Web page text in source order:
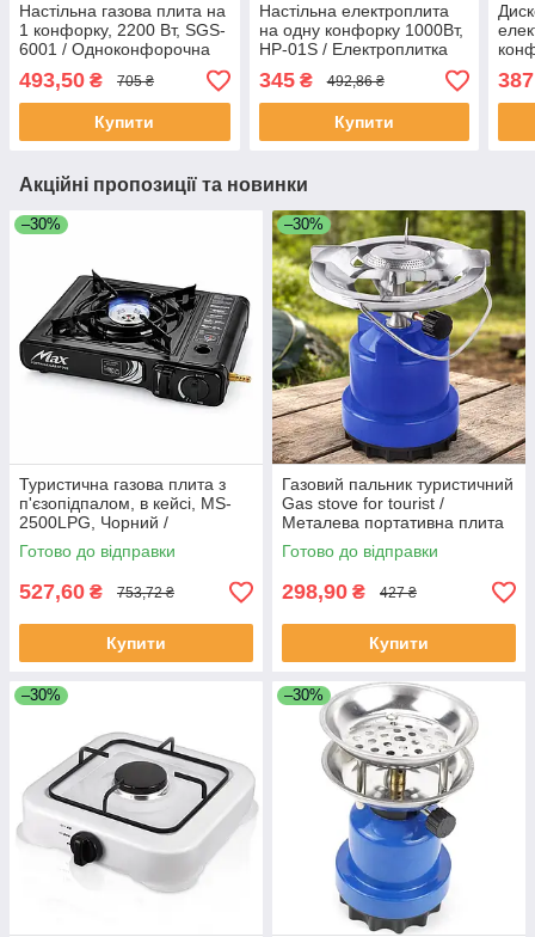
Настільна газова плита на
1 конфорку, 2200 Вт, SGS-
6001 / Одноконфорочна
плита / Плита для
кемпінгу
493,50 ₴ 705 ₴
Купити
Настільна електроплита
на одну конфорку 1000Вт,
HP-01S / Електроплитка
настільна / Електрична
плита
345₴ 492,86 ₴
Купити
/
Акційні пропозиції та новинки
–30%
Туристична газова плита з
п'єзопідпалом, в кейсі, MS-
2500LPG, Чорний /
Портативна газова плита /
Газова плитка похідна
Готово до відправки
527,60 ₴ 753,72 ₴
Купити
–30%
Газовий пальник туристичний
Gas stove for tourist /
Металева портативна плита
для кемпінгу
Готово до відправки
298,90 ₴ 427 ₴
Купити
–30% –30%